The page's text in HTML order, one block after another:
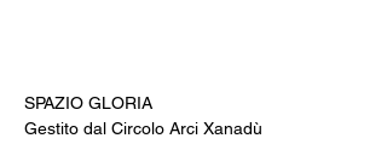
SPAZIO GLORIA
Gestito dal Circolo Arci Xanadù